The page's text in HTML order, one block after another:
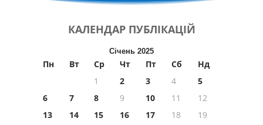
КАЛЕНДАР ПУБЛІКАЦІЙ
Січень 2025
Пн Вт Ср Чт Пт Сб
Нд
1
2 3 4
5
6
7 8 9 10 11
12
13
14 15 16 17 18
19